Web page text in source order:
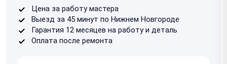
Цена за работу мастера
Выезд за 45 минут по Нижнем Новгороде
Гарантия 12 месяцев на работу и деталь
Оплата после ремонта